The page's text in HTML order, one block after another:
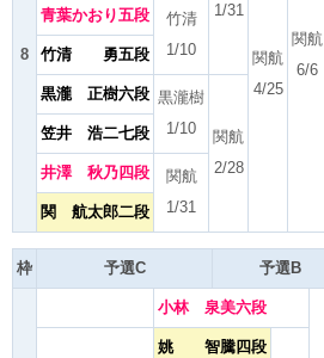
8
関航
6/6
1/31
関航
4/25
青葉かおり五段
竹清
1/10
竹清 勇五段
黒瀧 正樹六段 黒瀧樹
1/10
関航
2/28
笠井 浩二七段
井澤 秋乃四段
関航
1/31
関 航太郎二段
枠 予選C 予選B
小林 泉美六段
姚 智騰四段